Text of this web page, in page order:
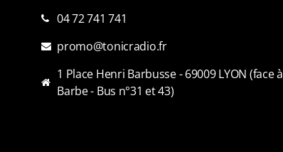
04 72 741 741
promo@tonicradio.fr
1 Place Henri Barbusse - 69009 LYON (face
Barbe - Bus n°31 et 43)